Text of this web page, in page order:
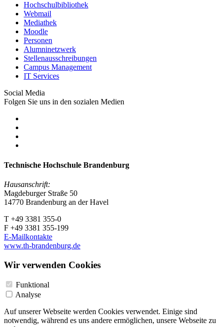
Hochschulbibliothek
Webmail
Mediathek
Moodle
Personen
Alumninetzwerk
Stellenausschreibungen
Campus Management
IT Services
Social Media
Folgen Sie uns in den sozialen Medien
Technische Hochschule Brandenburg
Hausanschrift:
Magdeburger Straße 50
14770 Brandenburg an der Havel
T +49 3381 355-0
F +49 3381 355-199
E-Mailkontakte
www.th-brandenburg.de
Wir verwenden Cookies
Funktional
Analyse
Auf unserer Webseite werden Cookies verwendet. Einige sind
notwendig, während es uns andere ermöglichen, unsere Webseite zu